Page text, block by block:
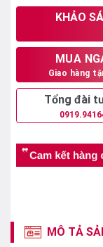
17.900.000₫.
KHẢO
MUA
Giao hàng
Tổng đài
MÔ TẢ